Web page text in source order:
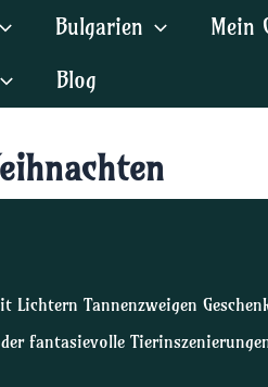
Bulgarien Mein
Blog
Tannenzweigen
fantasievolle